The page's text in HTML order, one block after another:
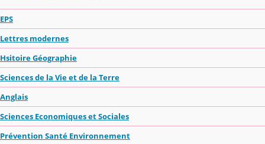
EPS
Lettres modernes
Hsitoire Géographie
Sciences de la Vie et de la Terre
Anglais
Sciences Economiques et Sociales
Prévention Santé Environnement